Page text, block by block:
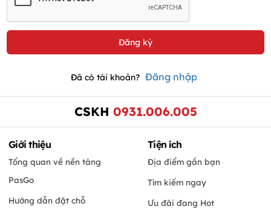
Đã có tài khoản? Đăng nhập
CSKH 0931.006.005
Giới thiệu
Tổng quan về nền tảng
PasGo
Hướng dẫn đặt chỗ
Tiện ích
Địa điểm gần bạn
Tìm kiếm ngay
Ưu đãi đang Hot